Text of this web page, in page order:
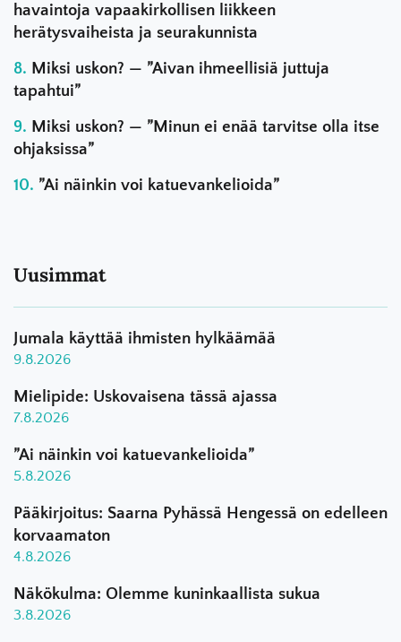
havaintoja vapaakirkollisen liikkeen
herätysvaiheista ja seurakunnista
Miksi uskon? — ”Aivan ihmeellisiä juttuja
tapahtui”
Miksi uskon? — ”Minun ei enää tarvitse olla itse
ohjaksissa”
”Ai näinkin voi katuevankelioida”
Uusimmat
Jumala käyttää ihmisten hylkäämää
9.8.2026
Mielipide: Uskovaisena tässä ajassa
7.8.2026
”Ai näinkin voi katuevankelioida”
5.8.2026
Pääkirjoitus: Saarna Pyhässä Hengessä on edelleen
korvaamaton
4.8.2026
Näkökulma: Olemme kuninkaallista sukua
3.8.2026